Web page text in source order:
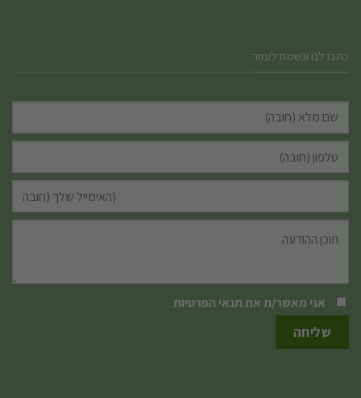
כתבו לנו ונשמח לעזור
אני מאשר/ת אתתנאי הפרטיות